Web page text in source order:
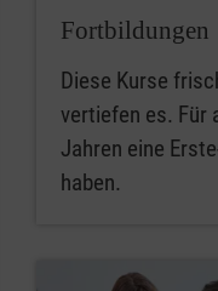
Fortbildungen
Diese Kurse
vertiefen es. Für
Jahren eine
haben.